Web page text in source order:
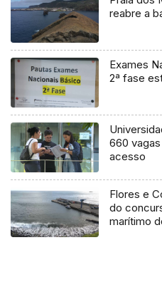
reabre a
Exames
2ª fase
660
acesso
Flores e
do
marítimo